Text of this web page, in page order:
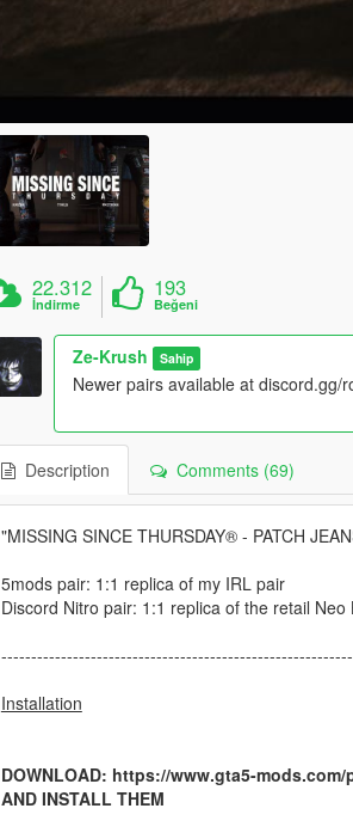
22.312
İndirme
193
Beğeni
Ze-Krush Sahip
Newer pairs available at discord.gg/
Description Comments (69)
"MISSING SINCE THURSDAY® - PATCH
5mods pair: 1:1 replica of my IRL pair
Discord Nitro pair: 1:1 replica of the retail Neo
Installation
DOWNLOAD: https://www.gta5-
AND INSTALL THEM